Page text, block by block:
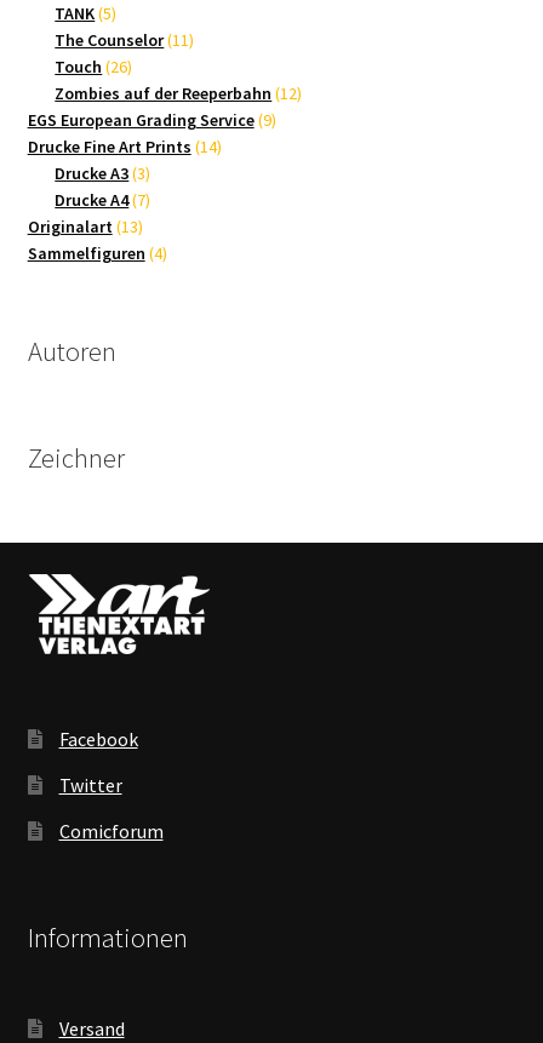
TANK 55
Produkte
The Counselor 1111
Touch 2626
Produkte
Zombies auf der Reeperbahn 1212
EGS European Grading Service 99
Drucke Fine Art Prints 1414
Drucke A3 33
Produkte
Drucke A4 77
Originalart 1313
Produkte
Sammelfiguren 44
Autoren
Zeichner
Facebook
Twitter
Comicforum
Informationen
Versand